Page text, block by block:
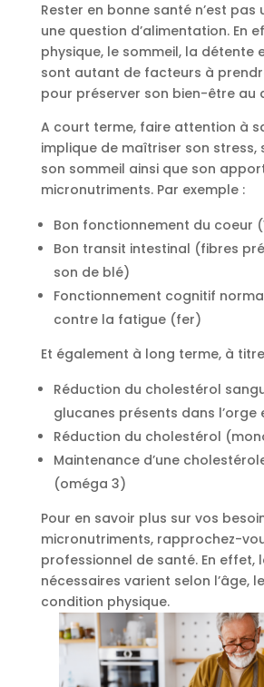
Rester en bonne santé n’est pas
une question d’alimentation. En
physique, le sommeil, la détente
sont autant de facteurs à
pour préserver son bien-être au
A court terme, faire attention à
implique de maîtriser son stress,
son sommeil ainsi que son
micronutriments. Par exemple :
Bon fonctionnement du coeur
Bon transit intestinal (fibres
son de blé)
Fonctionnement cognitif
contre la fatigue (fer)
Et également à long terme, à
Réduction du cholestérol
glucanes présents dans l’orge
Réduction du cholestérol
Maintenance d’une
(oméga 3)
Pour en savoir plus sur vos
micronutriments, rapprochez-
professionnel de santé. En effet,
nécessaires varient selon l’âge,
condition physique.